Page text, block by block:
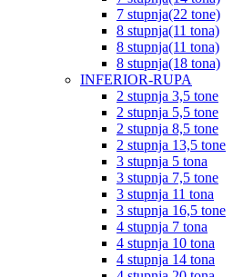
7 stupnja(22 tone)
8 stupnja(11 tona)
8 stupnja(11 tona)
8 stupnja(18 tona)
INFERIOR-RUPA
2 stupnja 3,5 tone
2 stupnja 5,5 tone
2 stupnja 8,5 tone
2 stupnja 13,5 tone
3 stupnja 5 tona
3 stupnja 7,5 tone
3 stupnja 11 tona
3 stupnja 16,5 tone
4 stupnja 7 tona
4 stupnja 10 tona
4 stupnja 14 tona